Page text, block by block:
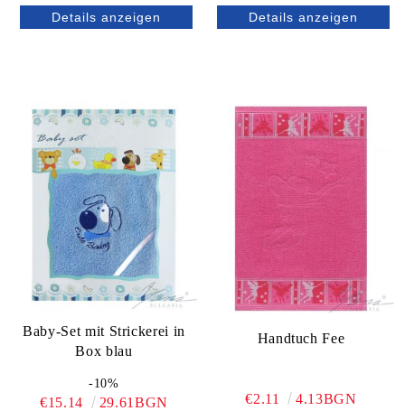
Details anzeigen Details anzeigen
Baby-Set mit Strickerei in
Box blau
-10%
€15.14 29.61BGN
Handtuch Fee
€2.11 4.13BGN